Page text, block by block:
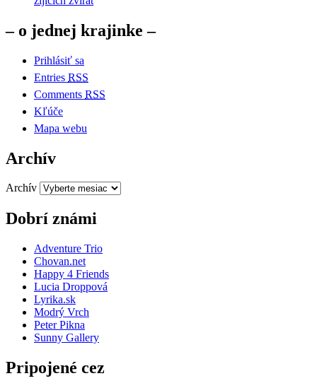
– o jednej krajinke –
Prihlásiť sa
Entries RSS
Comments RSS
Kľúče
Mapa webu
Archív
Archív
Dobrí známi
Adventure Trio
Chovan.net
Happy 4 Friends
Lucia Droppová
Lyrika.sk
Modrý Vrch
Peter Pikna
Sunny Gallery
Pripojené cez